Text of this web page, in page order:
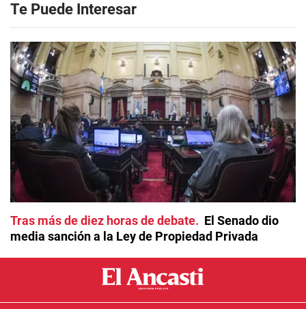
Te Puede Interesar
Tras más de diez horas de debate
El Senado dio
media sanción a la Ley de Propiedad Privada